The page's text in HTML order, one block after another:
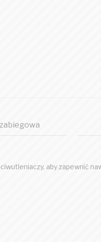
aby zapewnić